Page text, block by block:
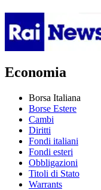
Economia
Borsa Italiana
Borse Estere
Cambi
Diritti
Fondi italiani
Fondi esteri
Obbligazioni
Titoli di Stato
Warrants